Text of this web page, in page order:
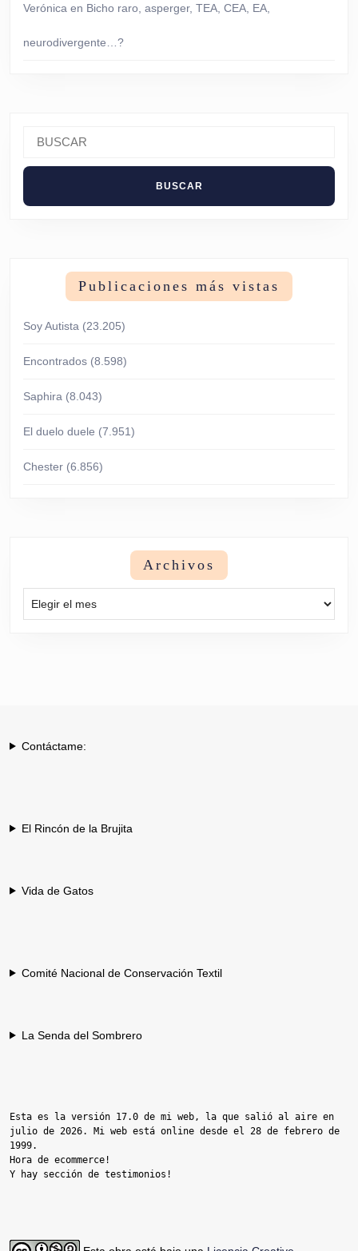
Verónica en Bicho raro, asperger, TEA, CEA, EA,
neurodivergente…?
Publicaciones más vistas
Soy Autista (23.205)
Encontrados (8.598)
Saphira (8.043)
El duelo duele (7.951)
Chester (6.856)
Archivos
Contáctame:
El Rincón de la Brujita
Vida de Gatos
Comité Nacional de Conservación Textil
La Senda del Sombrero
Esta es la versión 17.0 de mi web, la que salió al aire en
julio de 2026. Mi web está online desde el 28 de febrero de
1999.
Hora de ecommerce!
Y hay sección de testimonios!